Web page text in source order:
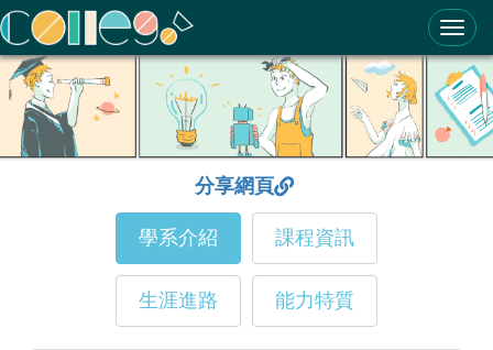
ColleGo! 大學選才與高中育才輔助系統
分享網頁
學系介紹 課程資訊
生涯進路 能力特質